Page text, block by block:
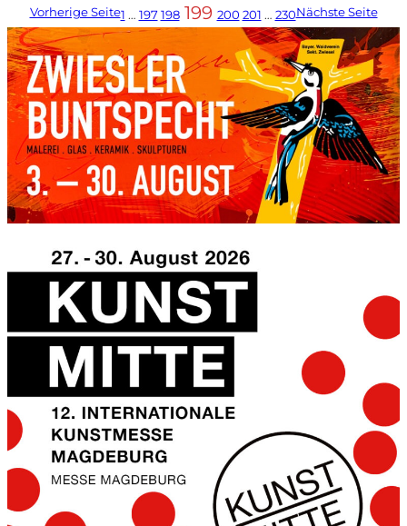
Vorherige Seite1 … 197 198 199 200 201 … 230Nächste Seite